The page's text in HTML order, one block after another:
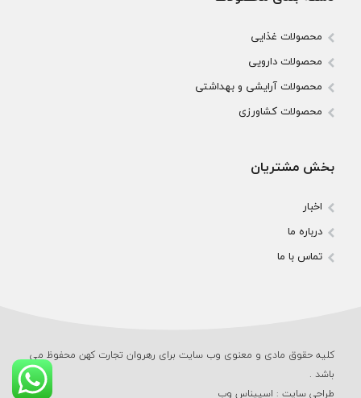
محصولات غذایی
محصولات دارویی
محصولات آرایشی و بهداشتی
محصولات کشاورزی
بخش مشتریان
اخبار
درباره ما
تماس با ما
کلیه حقوق مادی و معنوی وب‌ سایت برای رهروان تجارت کهن محفوظ می‌
باشد .
طراحی سایت: اسپیناس وب